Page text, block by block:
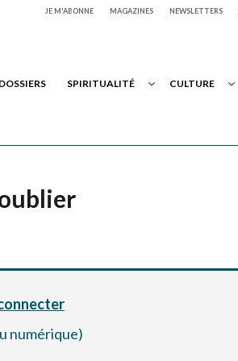
JE M'ABONNE MAGAZINES NEWSLETTERS
DOSSIERS SPIRITUALITÉ CULTURE
numérique)